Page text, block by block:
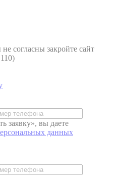
согласны закройте сайт
заявку», вы даете
данных